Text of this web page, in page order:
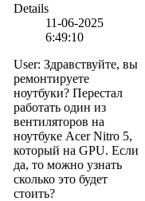
Details
11-06-2025
6:49:10
User: Здравствуйте, вы
ремонтируете
ноутбуки? Перестал
работать один из
вентиляторов на
ноутбуке Acer Nitro 5,
который на GPU. Если
да, то можно узнать
сколько это будет
стоить?